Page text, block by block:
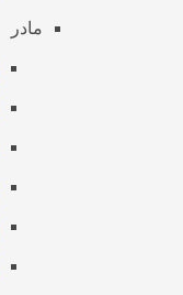
مادر